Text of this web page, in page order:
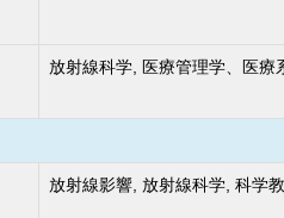
放射線科学, 医療管理学、医療
放射線影響, 放射線科学, 科学